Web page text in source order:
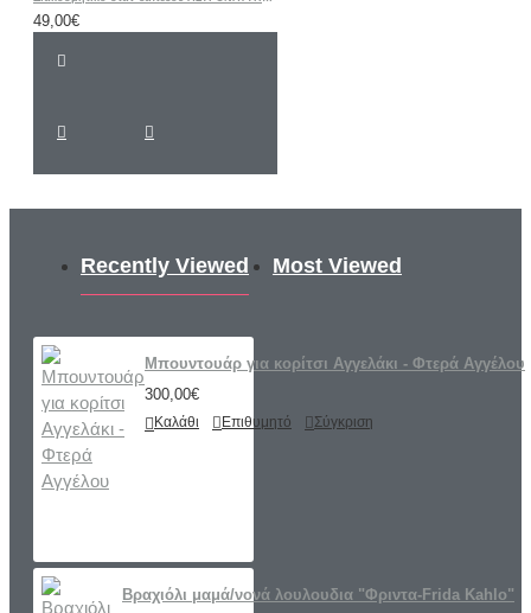
49,00€
Recently Viewed Most Viewed
Μπουντουάρ για κορίτσι Αγγελάκι - Φτερά Αγγέλου
300,00€
Καλάθι Επιθυμητό Σύγκριση
Βραχιόλι μαμά/νονά λουλουδια "Φριντα-Frida Kahlo"